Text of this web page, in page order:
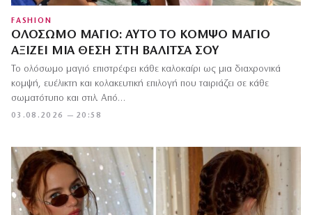
FASHION
ΟΛΌΣΩΜΟ ΜΑΓΙΌ: ΑΥΤΌ ΤΟ ΚΟΜΨΌ ΜΑΓΙΌ
ΑΞΊΖΕΙ ΜΙΑ ΘΈΣΗ ΣΤΗ ΒΑΛΊΤΣΑ ΣΟΥ
03.08.2026 — 20:58
Το ολόσωμο μαγιό επιστρέφει κάθε καλοκαίρι ως μια διαχρονικά
κομψή, ευέλικτη και κολακευτική επιλογή που ταιριάζει σε κάθε
σωματότυπο και στιλ. Από…